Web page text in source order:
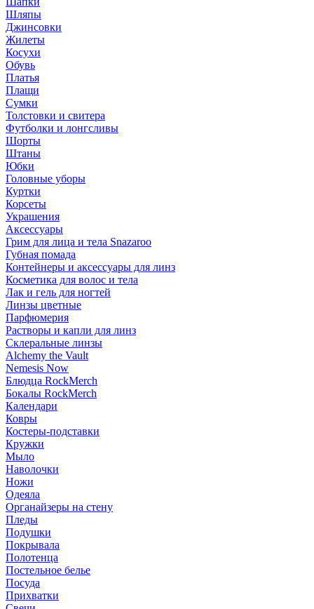
Шляпы
Джинсовки
Жилеты
Косухи
Обувь
Платья
Плащи
Сумки
Толстовки и свитера
Футболки и лонгсливы
Шорты
Штаны
Юбки
Головные уборы
Куртки
Корсеты
Украшения
Аксессуары
Грим для лица и тела Snazaroo
Губная помада
Контейнеры и аксессуары для линз
Косметика для волос и тела
Лак и гель для ногтей
Линзы цветные
Парфюмерия
Растворы и капли для линз
Склеральные линзы
Alchemy the Vault
Nemesis Now
Блюдца RockMerch
Бокалы RockMerch
Календари
Ковры
Костеры-подставки
Кружки
Мыло
Наволочки
Ножи
Одеяла
Органайзеры на стену
Пледы
Подушки
Покрывала
Полотенца
Постельное белье
Посуда
Прихватки